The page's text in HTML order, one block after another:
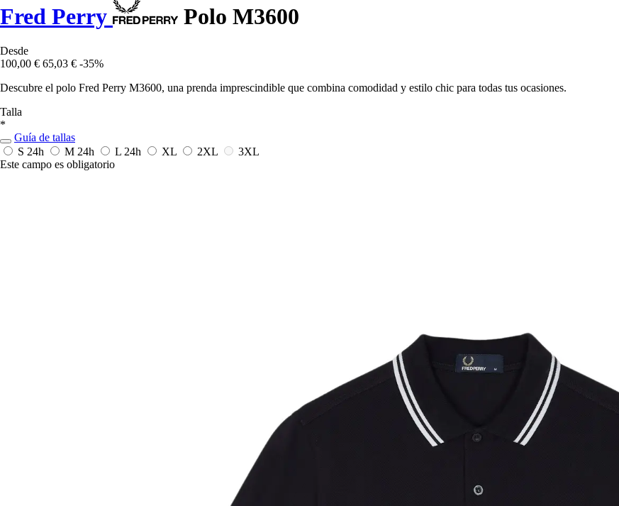
Fred Perry Polo M3600
Desde
100,00 € 65,03 € -35%
Descubre el polo Fred Perry M3600, una prenda imprescindible que combina comodidad y estilo chic para todas tus ocasiones.
Talla
*
Guía de tallas
S 24h M 24h L 24h XL 2XL
3XL
Este campo es obligatorio